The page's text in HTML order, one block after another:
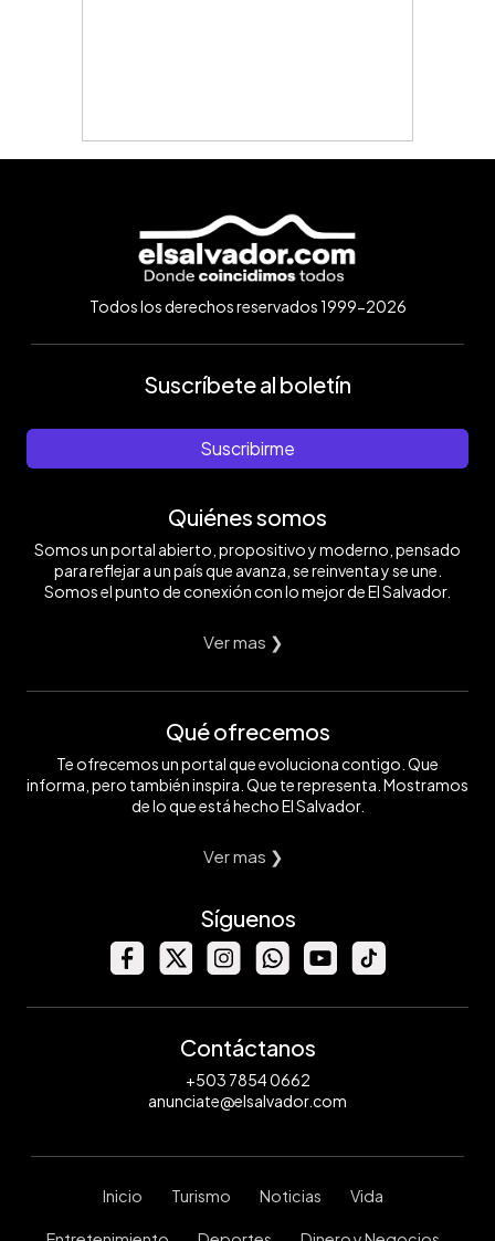
Todos los derechos reservados 1999-2026
Suscríbete al boletín
Suscribirme
Quiénes somos
Somos un portal abierto, propositivo y moderno, pensado
para reflejar a un país que avanza, se reinventa y se une.
Somos el punto de conexión con lo mejor de El Salvador.
Ver mas ❯
Qué ofrecemos
Te ofrecemos un portal que evoluciona contigo. Que
informa, pero también inspira. Que te representa. Mostramos
de lo que está hecho El Salvador.
Ver mas ❯
Síguenos
Contáctanos
+503 7854 0662
anunciate@elsalvador.com
Inicio Turismo Noticias Vida